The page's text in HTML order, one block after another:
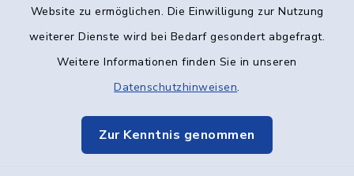
Website zu ermöglichen. Die Einwilligung zur Nutzung
weiterer Dienste wird bei Bedarf gesondert abgefragt.
Weitere Informationen finden Sie in unseren
Datenschutzhinweisen.
Zur Kenntnis genommen
Datenschutz
Elektronische Kommunikation